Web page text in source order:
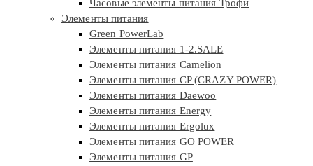
Часовые элементы питания Трофи
Элементы питания
Green PowerLab
Элементы питания 1-2.SALE
Элементы питания Camelion
Элементы питания CP (CRAZY POWER)
Элементы питания Daewoo
Элементы питания Energy
Элементы питания Ergolux
Элементы питания GO POWER
Элементы питания GP